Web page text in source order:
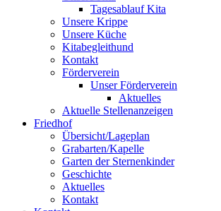
Tagesablauf Kita
Unsere Krippe
Unsere Küche
Kitabegleithund
Kontakt
Förderverein
Unser Förderverein
Aktuelles
Aktuelle Stellenanzeigen
Friedhof
Übersicht/Lageplan
Grabarten/Kapelle
Garten der Sternenkinder
Geschichte
Aktuelles
Kontakt